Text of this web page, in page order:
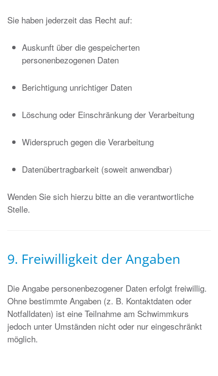
Sie haben jederzeit das Recht auf:
Auskunft über die gespeicherten
personenbezogenen Daten
Berichtigung unrichtiger Daten
Löschung oder Einschränkung der Verarbeitung
Widerspruch gegen die Verarbeitung
Datenübertragbarkeit (soweit anwendbar)
Wenden Sie sich hierzu bitte an die verantwortliche
Stelle.
9. Freiwilligkeit der Angaben
Die Angabe personenbezogener Daten erfolgt freiwillig.
Ohne bestimmte Angaben (z. B. Kontaktdaten oder
Notfalldaten) ist eine Teilnahme am Schwimmkurs
jedoch unter Umständen nicht oder nur eingeschränkt
möglich.